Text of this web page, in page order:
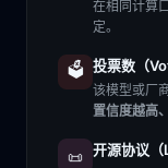
在相同计算
定。
🗳️ 投票数（
该模型或厂
置信度越高
📜 开源协议（